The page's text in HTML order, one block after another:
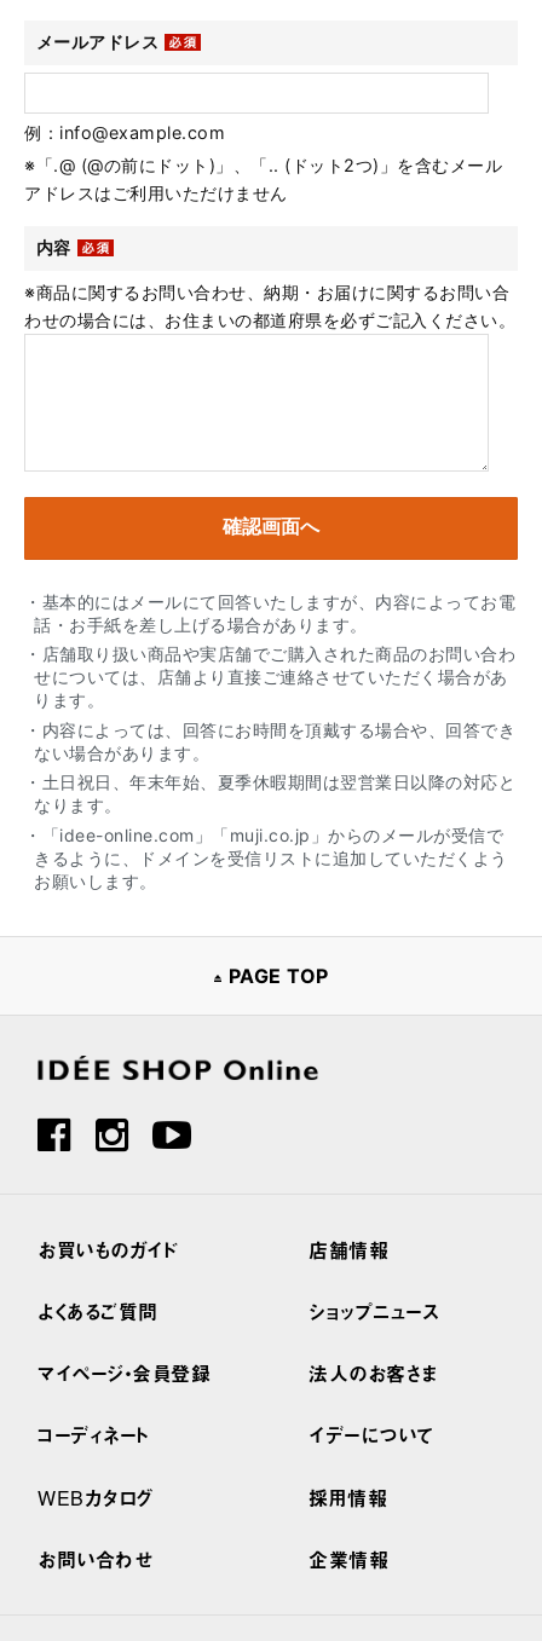
メールアドレス
例：info@example.com
※「.@ (@の前にドット)」、「.. (ドット2つ)」を含むメール
アドレスはご利用いただけません
内容
※商品に関するお問い合わせ、納期・お届けに関するお問い合
わせの場合には、お住まいの都道府県を必ずご記入ください。
・基本的にはメールにて回答いたしますが、内容によってお電
話・お手紙を差し上げる場合があります。
・店舗取り扱い商品や実店舗でご購入された商品のお問い合わ
せについては、店舗より直接ご連絡させていただく場合があ
ります。
・内容によっては、回答にお時間を頂戴する場合や、回答でき
ない場合があります。
・土日祝日、年末年始、夏季休暇期間は翌営業日以降の対応と
なります。
・「idee-online.com」「muji.co.jp」からのメールが受信で
きるように、ドメインを受信リストに追加していただくよう
お願いします。
PAGE TOP
お買いものガイド
よくあるご質問
マイページ・会員登録
コーディネート
WEBカタログ
お問い合わせ
店舗情報
ショップニュース
法人のお客さま
イデーについて
採用情報
企業情報